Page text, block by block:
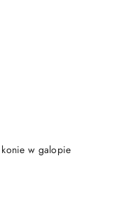
konie w galopie